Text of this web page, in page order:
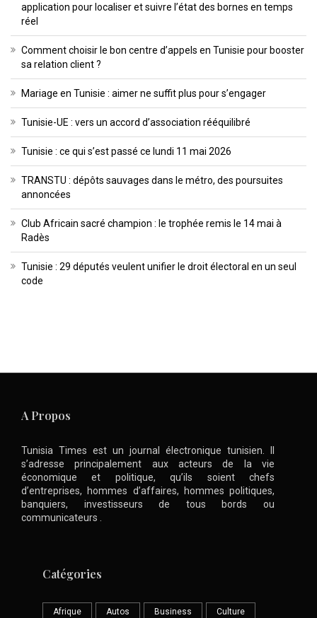
application pour localiser et suivre l’état des bornes en temps
réel
Comment choisir le bon centre d’appels en Tunisie pour booster
sa relation client ?
Mariage en Tunisie : aimer ne suffit plus pour s’engager
Tunisie-UE : vers un accord d’association rééquilibré
Tunisie : ce qui s’est passé ce lundi 11 mai 2026
TRANSTU : dépôts sauvages dans le métro, des poursuites
annoncées
Club Africain sacré champion : le trophée remis le 14 mai à
Radès
Tunisie : 29 députés veulent unifier le droit électoral en un seul
code
A Propos
Tunisia Times est un journal électronique tunisien. Il
s’adresse principalement aux acteurs de la vie
économique et politique, qu’ils soient chefs
d’entreprises, hommes d’affaires, hommes politiques,
banquiers, investisseurs de tous bords ou
communicateurs .
Catégories
Afrique Autos Business Culture